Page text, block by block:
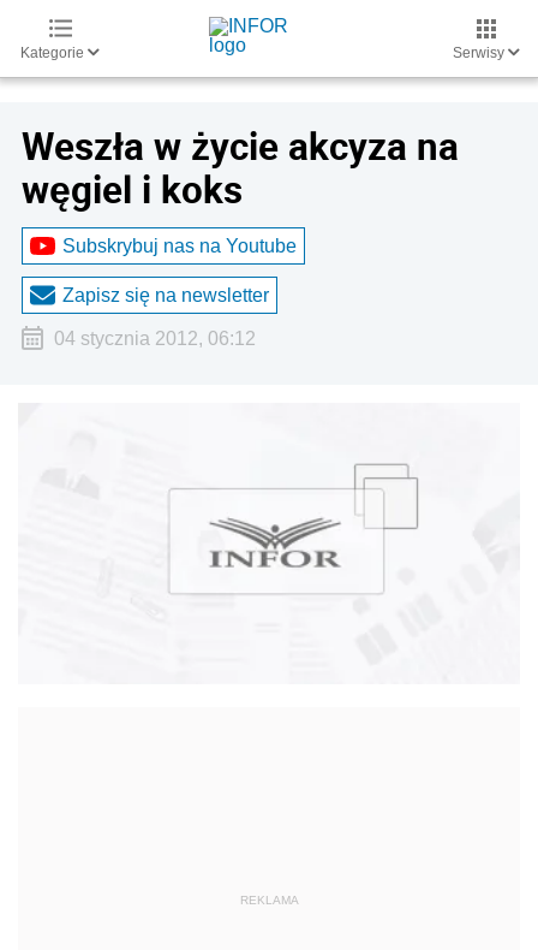
Kategorie Serwisy
Weszła w życie akcyza na
węgiel i koks
Subskrybuj nas na Youtube
Zapisz się na newsletter
04 stycznia 2012, 06:12